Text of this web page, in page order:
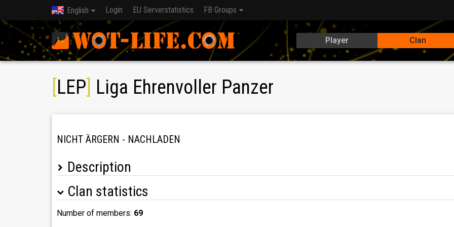
English Login EU Serverstatistics FB Groups
Player Clan
LEP Liga Ehrenvoller Panzer
NICHT ÄRGERN - NACHLADEN
Description
Wir, die Liga Ehrenvoller Panzer, wollen Spaß am Spiel haben.
Erfolgreiche Battles in der Festung und auf der Weltkarte machen Spass, daher:
Clan statistics
Number of members: 69